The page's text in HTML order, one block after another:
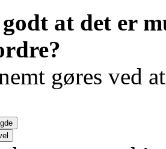
at det er
gøres ved